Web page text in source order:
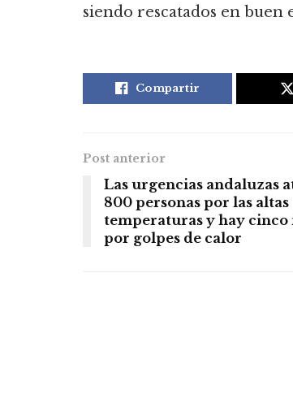
siendo rescatados en buen
Compartir
Post anterior
Las urgencias andaluzas
800 personas por las altas
temperaturas y hay cinco
por golpes de calor